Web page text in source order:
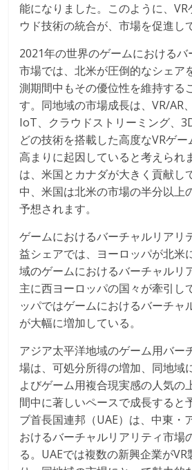
能になりました。このように、
ウド技術の統合が、市場を促進し
2021年の世界のゲームにおけるバ
市場では、北米が圧倒的なシェア
測期間中もその優位性を維持する
す。同地域の市場成長は、VR/AR
IoT、クラウドストリーミング、
どの技術を搭載した高度なVRゲ
高まりに起因していると考えられ
は、米国とカナダが大きく貢献し
中、米国は北米の市場の半分以上
予想されます。
ゲームにおけるバーチャルリアリ
益シェアでは、ヨーロッパが北米
域のゲームにおけるバーチャルリ
主に西ヨーロッパの国々が牽引し
ッパではゲームにおけるバーチャ
が大幅に増加している。
アジア太平洋地域のゲーム用バー
場は、可処分所得の増加、同地域
よびゲーム用複合現実感の人気の
間中に著しいペースで成長すると
ブ首長国連邦（UAE）は、中東・
おけるバーチャルリアリティ市場
る。UAEでは複数の新興企業が